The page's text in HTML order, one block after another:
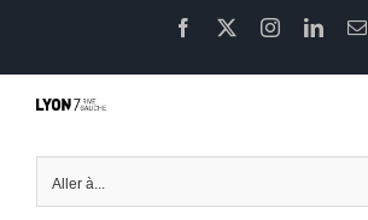
contenu
Facebook Instagram
Aller à...